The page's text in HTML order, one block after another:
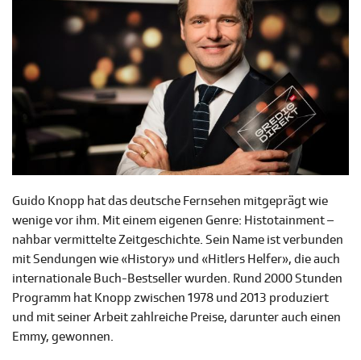
Guido Knopp hat das deutsche Fernsehen mitgeprägt wie
wenige vor ihm. Mit einem eigenen Genre: Histotainment –
nahbar vermittelte Zeitgeschichte. Sein Name ist verbunden
mit Sendungen wie «History» und «Hitlers Helfer», die auch
internationale Buch-Bestseller wurden. Rund 2000 Stunden
Programm hat Knopp zwischen 1978 und 2013 produziert
und mit seiner Arbeit zahlreiche Preise, darunter auch einen
Emmy, gewonnen.